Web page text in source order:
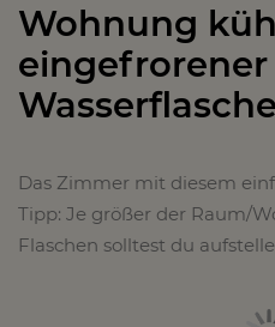
Wohnung
eingefrorener
Wasserflasche
Das Zimmer mit diesem
Tipp: Je größer der Raum/
Flaschen solltest du